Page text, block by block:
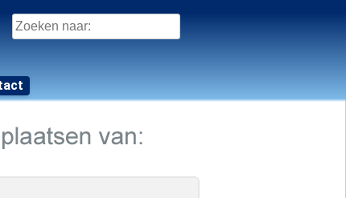
Zoeken
naar: